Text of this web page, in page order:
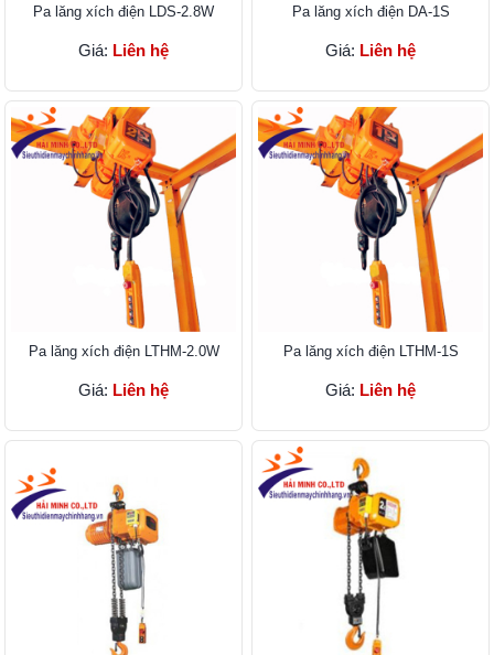
Pa lăng xích điện LDS-2.8W
Giá: Liên hệ
Pa lăng xích điện DA-1S
Giá: Liên hệ
Pa lăng xích điện LTHM-2.0W
Giá: Liên hệ
Pa lăng xích điện LTHM-1S
Giá: Liên hệ